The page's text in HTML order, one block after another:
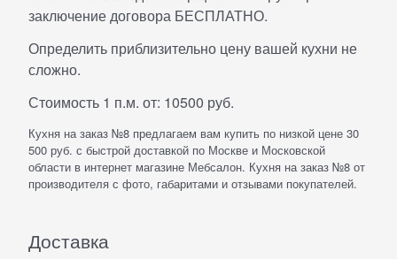
заключение договора БЕСПЛАТНО.
Определить приблизительно цену вашей кухни не
сложно.
Стоимость 1 п.м. от: 10500 руб.
Кухня на заказ №8 предлагаем вам купить по низкой цене 30
500 руб. с быстрой доставкой по Москве и Московской
области в интернет магазине Мебсалон. Кухня на заказ №8 от
производителя с фото, габаритами и отзывами покупателей.
Доставка